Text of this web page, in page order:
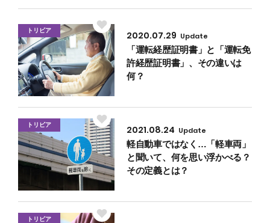
2020.07.29 Update
「運転経歴証明書」と「運転免
許経歴証明書」、その違いは
何？
トリビア
2021.08.24 Update
軽自動車ではなく…「軽車両」
と聞いて、何を思い浮かべる？
その定義とは？
トリビア
トリビア